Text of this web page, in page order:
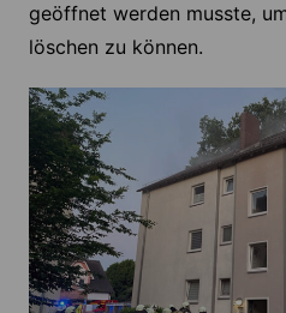
geöffnet werden musste,
löschen zu können.